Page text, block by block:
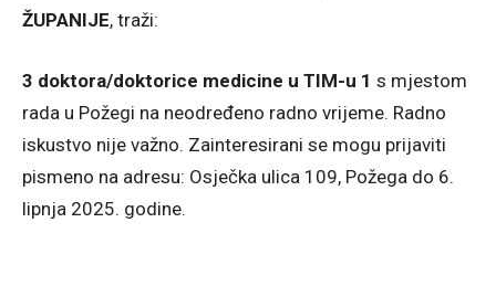
ŽUPANIJE, traži:
3 doktora/doktorice medicine u TIM-u 1 s mjestom
rada u Požegi na neodređeno radno vrijeme. Radno
iskustvo nije važno. Zainteresirani se mogu prijaviti
pismeno na adresu: Osječka ulica 109, Požega do 6.
lipnja 2025. godine.